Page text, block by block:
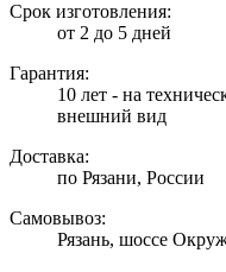
Срок изготовления:
от 2 до 5 дней
Гарантия:
10 лет - на
внешний вид
Доставка:
по Рязани, России
Самовывоз:
Рязань, шоссе